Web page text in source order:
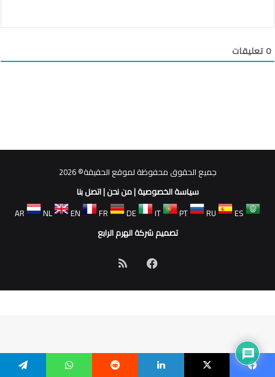
0تعليقات
جميع الحقوق محفوظة لموقع الحقيقة© 2026
سياسة الخصوصية|من نحن|اتصل بنا
AR
NL EN FR DE IT PT RU
ES
تصميم شركة الهرم الرابع
فيسبوكملخص
الموقع